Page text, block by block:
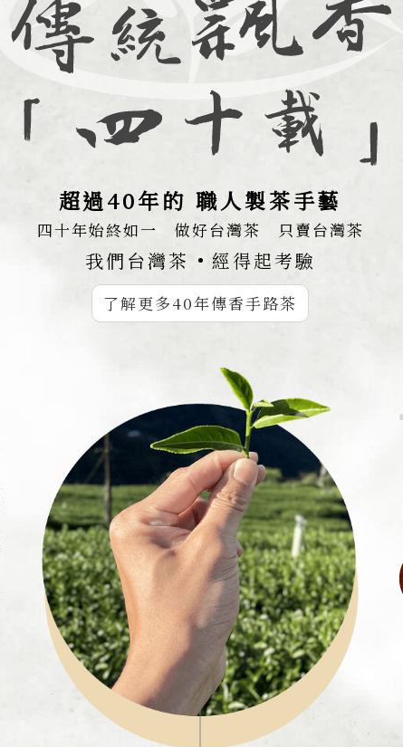
超過40年的 職人製茶手藝
四十年始終如一 做好台灣茶 只賣台灣茶
我們台灣茶 經得起考驗
了解更多40年傳香手路茶